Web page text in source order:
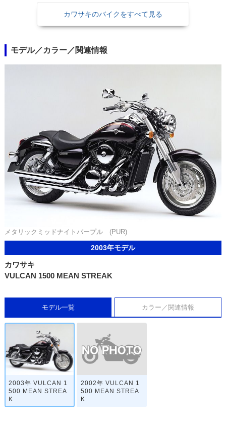
カワサキのバイクをすべて見る
モデル／カラー／関連情報
メタリックミッドナイトパープル (PUR)
2003年モデル
カワサキ
VULCAN 1500 MEAN STREAK
モデル一覧 カラー／関連情報
2003年 VULCAN 1
500 MEAN STREA
K
2002年 VULCAN 1
500 MEAN STREA
K